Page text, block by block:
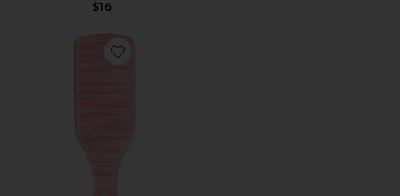
$16
Favorite Mini Boar Bristle Brush